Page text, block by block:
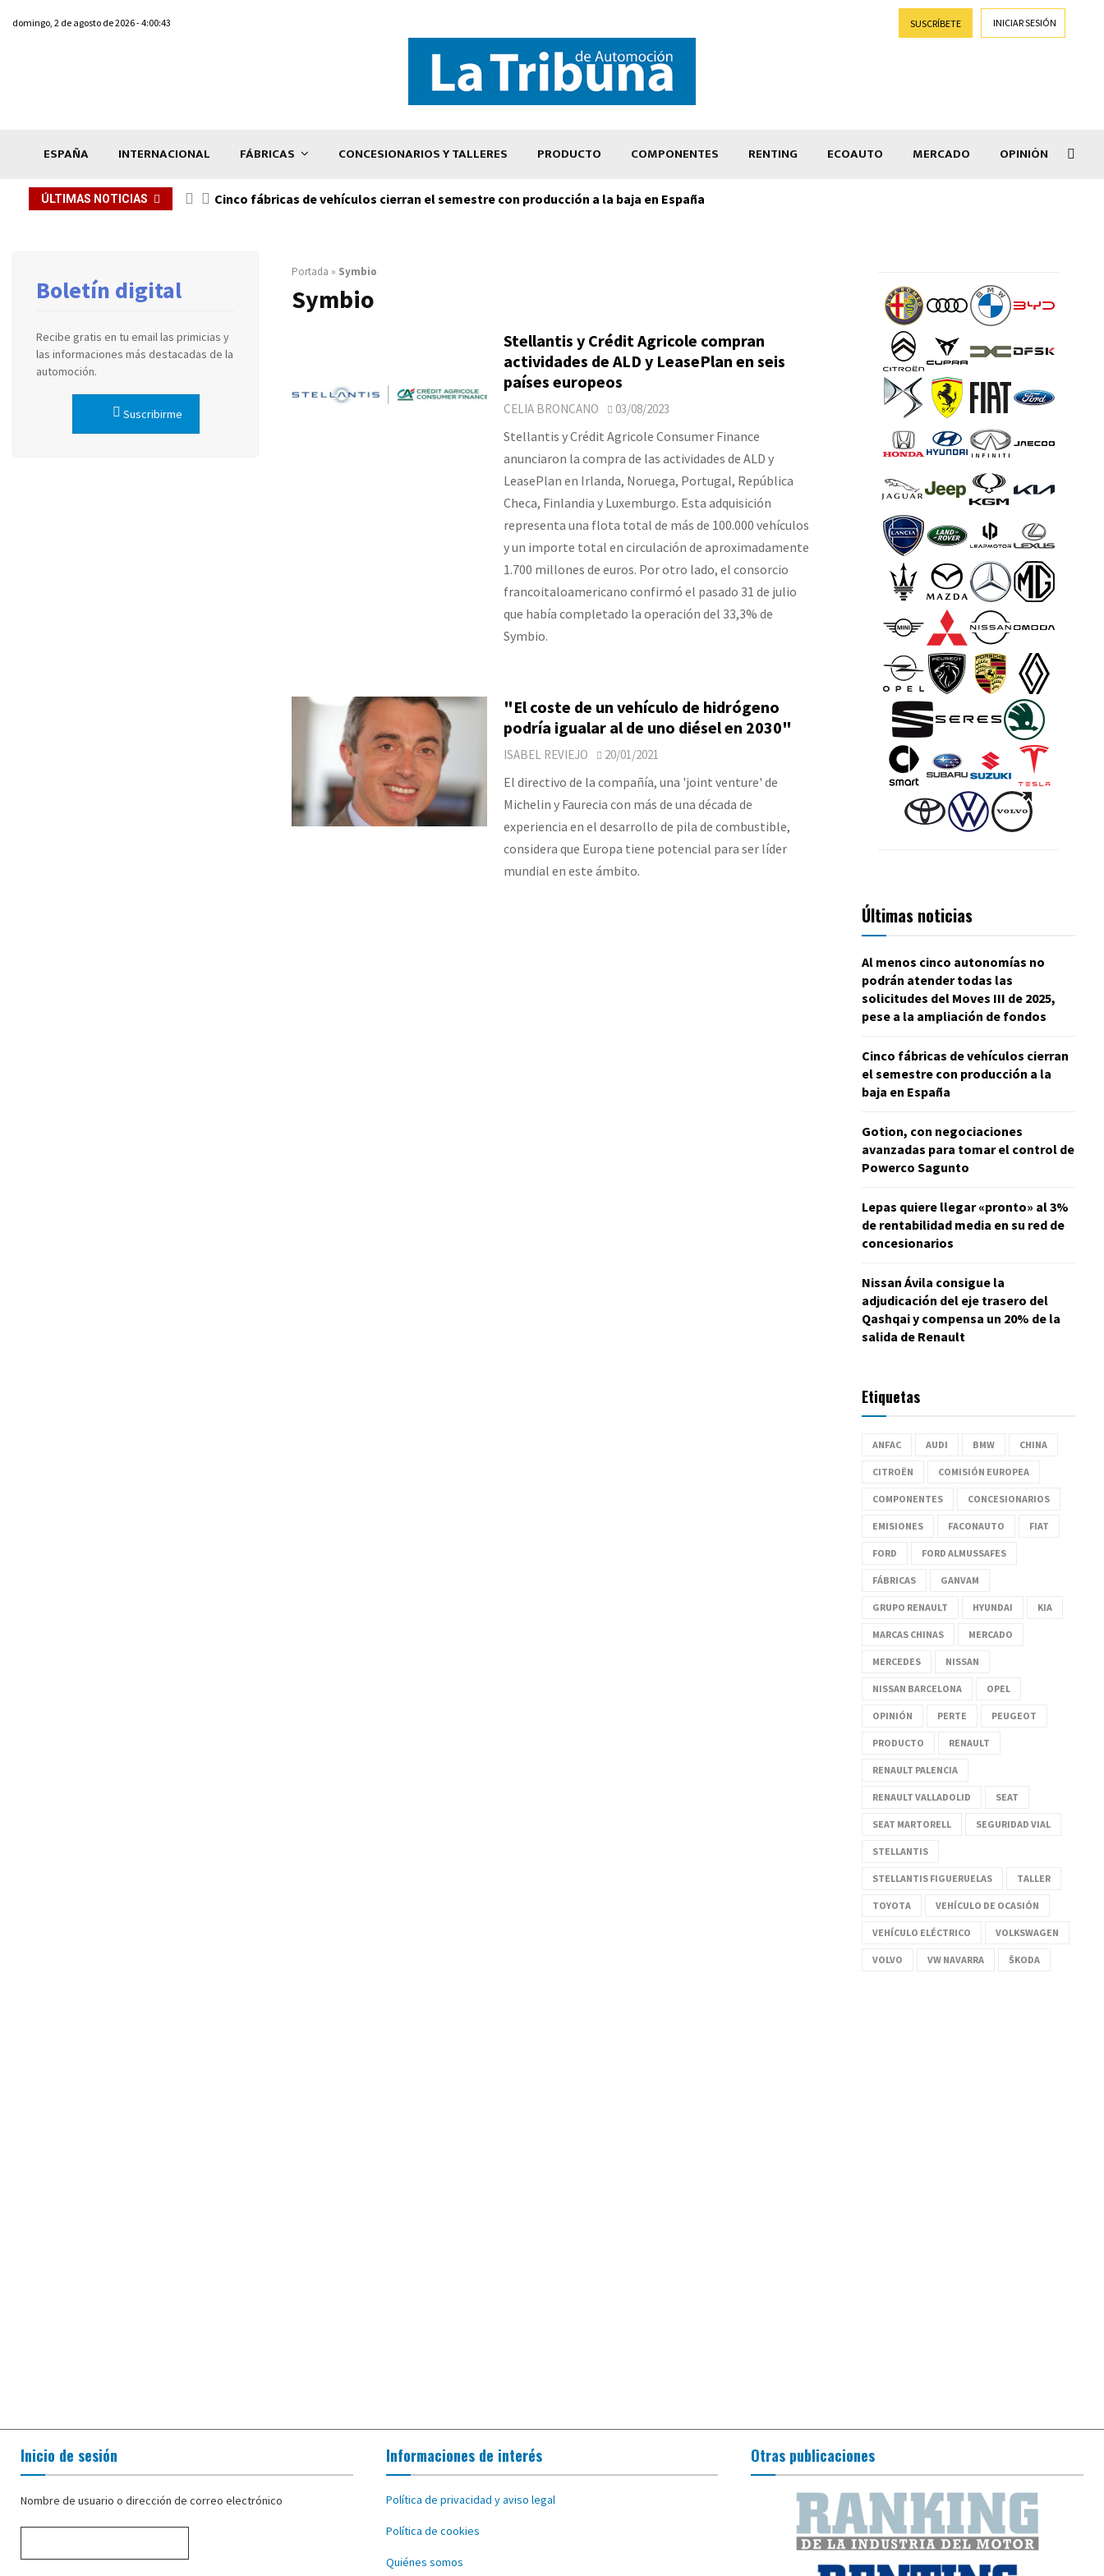
domingo, 2 de agosto de 2026 - 4:00:43 SUSCRÍBETE INICIAR SESIÓN
ESPAÑA INTERNACIONAL FÁBRICAS CONCESIONARIOS Y TALLERES PRODUCTO COMPONENTES RENTING ECOAUTO MERCADO OPINIÓN
ÚLTIMAS NOTICIAS Cinco fábricas de vehículos cierran el semestre con producción a la baja en España
Portada » Symbio
Symbio
Stellantis y Crédit Agricole compran
actividades de ALD y LeasePlan en seis
países europeos
CELIA BRONCANO 03/08/2023
Stellantis y Crédit Agricole Consumer Finance
anunciaron la compra de las actividades de ALD y
LeasePlan en Irlanda, Noruega, Portugal, República
Checa, Finlandia y Luxemburgo. Esta adquisición
representa una flota total de más de 100.000 vehículos
y un importe total en circulación de aproximadamente
1.700 millones de euros. Por otro lado, el consorcio
francoitaloamericano confirmó el pasado 31 de julio
que había completado la operación del 33,3% de
Symbio.
"El coste de un vehículo de hidrógeno
podría igualar al de uno diésel en 2030"
ISABEL REVIEJO 20/01/2021
El directivo de la compañía, una 'joint venture' de
Michelin y Faurecia con más de una década de
experiencia en el desarrollo de pila de combustible,
considera que Europa tiene potencial para ser líder
mundial en este ámbito.
Boletín digital
Recibe gratis en tu email las primicias y
las informaciones más destacadas de la
automoción.
Suscribirme
Últimas noticias
Al menos cinco autonomías no
podrán atender todas las
solicitudes del Moves III de 2025,
pese a la ampliación de fondos
Cinco fábricas de vehículos cierran
el semestre con producción a la
baja en España
Gotion, con negociaciones
avanzadas para tomar el control de
Powerco Sagunto
Lepas quiere llegar «pronto» al 3%
de rentabilidad media en su red de
concesionarios
Nissan Ávila consigue la
adjudicación del eje trasero del
Qashqai y compensa un 20% de la
salida de Renault
Etiquetas
ANFAC AUDI BMW CHINA
CITROËN COMISIÓN EUROPEA
COMPONENTES CONCESIONARIOS
EMISIONES FACONAUTO FIAT
FORD FORD ALMUSSAFES
FÁBRICAS GANVAM
GRUPO RENAULT HYUNDAI KIA
MARCAS CHINAS MERCADO
MERCEDES NISSAN
NISSAN BARCELONA OPEL
OPINIÓN PERTE PEUGEOT
PRODUCTO RENAULT
RENAULT PALENCIA
RENAULT VALLADOLID SEAT
SEAT MARTORELL SEGURIDAD VIAL
STELLANTIS
STELLANTIS FIGUERUELAS TALLER
TOYOTA VEHÍCULO DE OCASIÓN
VEHÍCULO ELÉCTRICO VOLKSWAGEN
VOLVO VW NAVARRA ŠKODA
Inicio de sesión
Nombre de usuario o dirección de correo electrónico
Informaciones de interés
Política de privacidad y aviso legal
Política de cookies
Quiénes somos
Otras publicaciones